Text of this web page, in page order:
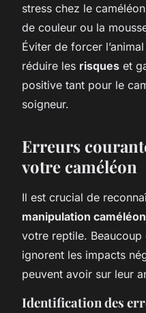
stress chez le
de couleur ou la
Éviter de forcer
réduire les risques et
positive tant pour le
soigneur.
Erreurs
votre caméléon
Il est crucial de
manipulation caméléon
votre reptile.
ignorent les impacts
peuvent avoir sur leur
Identification des